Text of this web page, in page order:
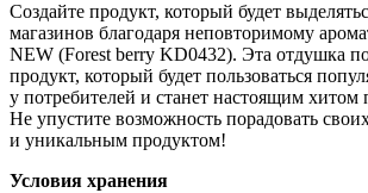
Создайте продукт, который будет
магазинов благодаря неповторимому
NEW (Forest berry KD0432). Эта отдушка
продукт, который будет пользоваться
у потребителей и станет настоящим хитом
Не упустите возможность порадовать
и уникальным продуктом!
Условия хранения